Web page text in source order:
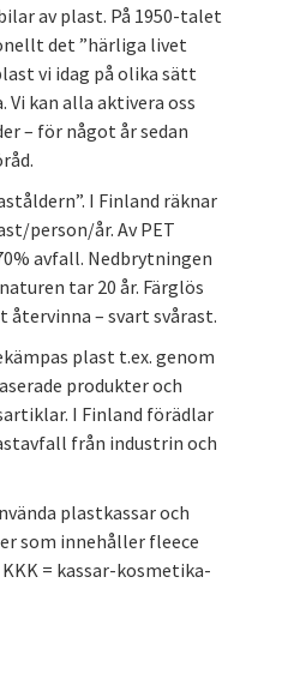
av plast. På 1950-talet
det ”härliga livet
vi idag på olika sätt
Vi kan alla aktivera oss
– för något år sedan
I Finland räknar
person/år. Av PET
avfall. Nedbrytningen
tar 20 år. Färglös
– svart svårast.
plast t.ex. genom
produkter och
I Finland förädlar
från industrin och
plastkassar och
som innehåller fleece
= kassar-kosmetika-